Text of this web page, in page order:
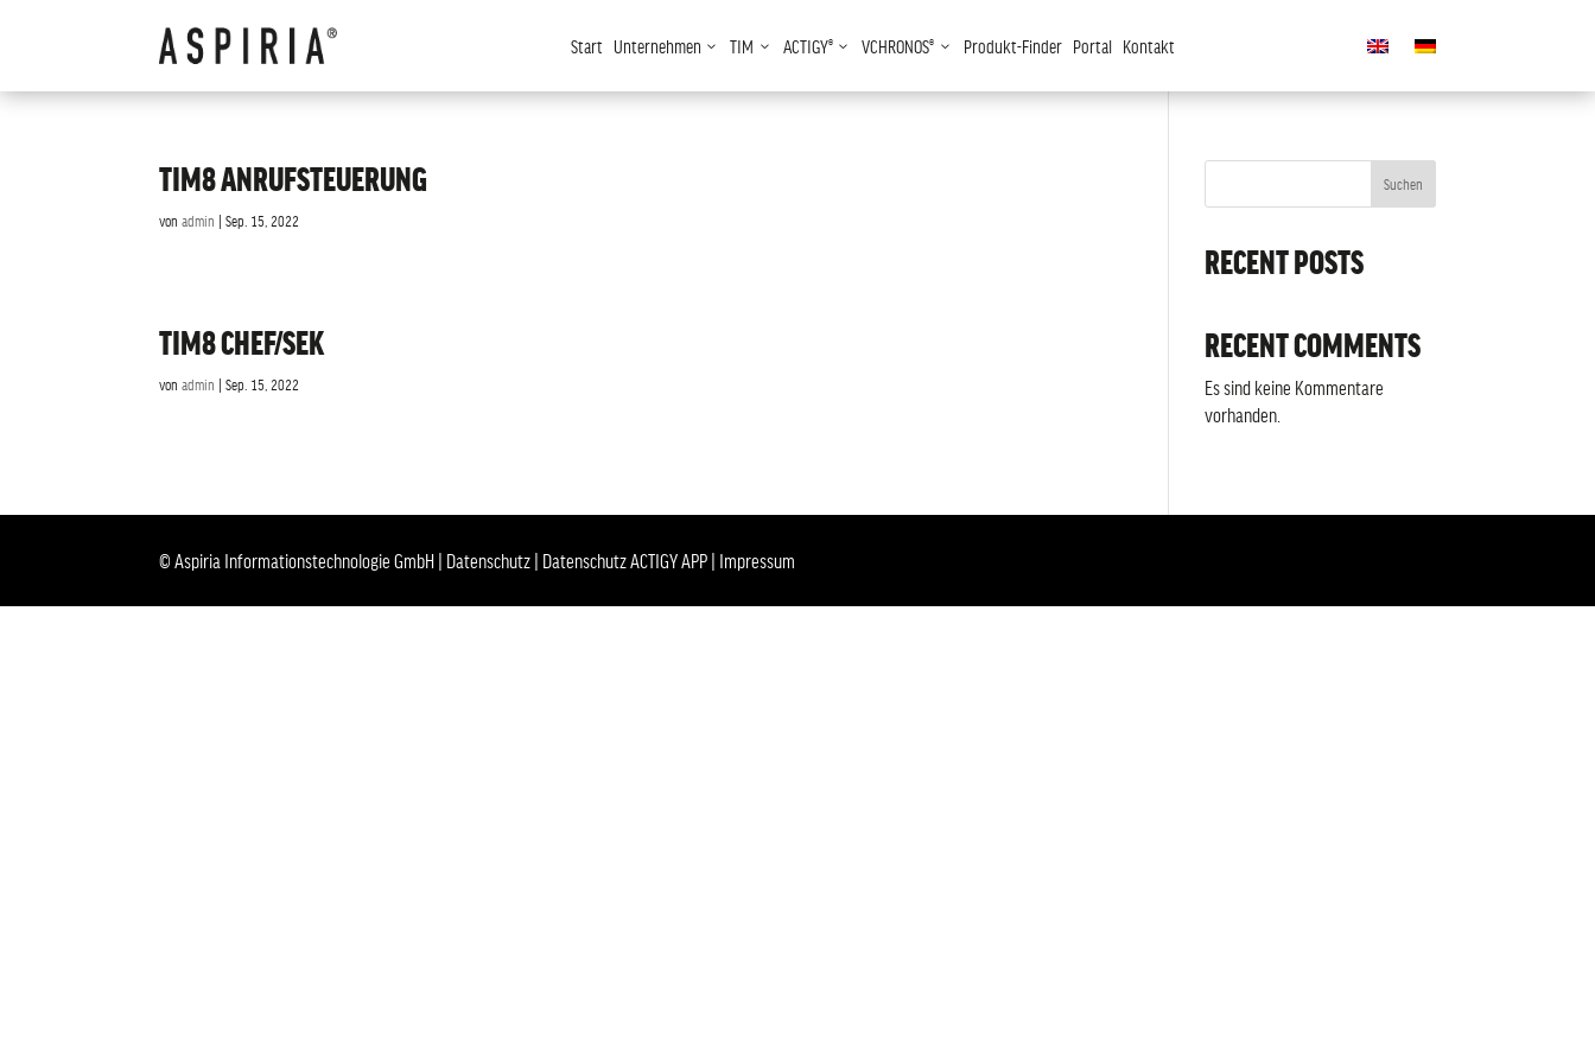
Start 3
Unternehmen 3
TIM 3
ACTIGY® 3
VCHRONOS® Produkt-Finder Portal Kontakt
TIM8 ANRUFSTEUERUNG
vonadmin |Sep. 15, 2022
TIM8 CHEF/SEK
vonadmin |Sep. 15, 2022
Suchen
RECENT POSTS
RECENT COMMENTS
Es sind keine Kommentare
vorhanden.
© Aspiria Informationstechnologie GmbH | Datenschutz | Datenschutz ACTIGY APP | Impressum